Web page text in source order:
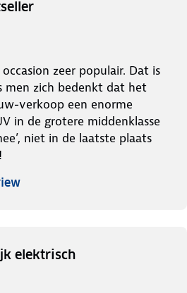
zeer populair. Dat is
men zich bedenkt dat het
verkoop een enorme
in de grotere middenklasse
niet in de laatste plaats
elektrisch